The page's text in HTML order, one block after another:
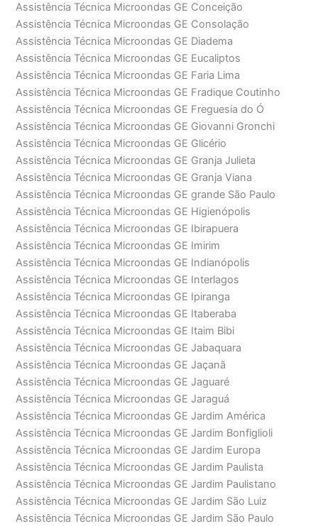
Assistência Técnica Microondas GE Conceição
Assistência Técnica Microondas GE Consolação
Assistência Técnica Microondas GE Diadema
Assistência Técnica Microondas GE Eucaliptos
Assistência Técnica Microondas GE Faria Lima
Assistência Técnica Microondas GE Fradique Coutinho
Assistência Técnica Microondas GE Freguesia do Ó
Assistência Técnica Microondas GE Giovanni Gronchi
Assistência Técnica Microondas GE Glicério
Assistência Técnica Microondas GE Granja Julieta
Assistência Técnica Microondas GE Granja Viana
Assistência Técnica Microondas GE grande São Paulo
Assistência Técnica Microondas GE Higienópolis
Assistência Técnica Microondas GE Ibirapuera
Assistência Técnica Microondas GE Imirim
Assistência Técnica Microondas GE Indianópolis
Assistência Técnica Microondas GE Interlagos
Assistência Técnica Microondas GE Ipiranga
Assistência Técnica Microondas GE Itaberaba
Assistência Técnica Microondas GE Itaim Bibi
Assistência Técnica Microondas GE Jabaquara
Assistência Técnica Microondas GE Jaçanã
Assistência Técnica Microondas GE Jaguaré
Assistência Técnica Microondas GE Jaraguá
Assistência Técnica Microondas GE Jardim América
Assistência Técnica Microondas GE Jardim Bonfiglioli
Assistência Técnica Microondas GE Jardim Europa
Assistência Técnica Microondas GE Jardim Paulista
Assistência Técnica Microondas GE Jardim Paulistano
Assistência Técnica Microondas GE Jardim São Luiz
Assistência Técnica Microondas GE Jardim São Paulo